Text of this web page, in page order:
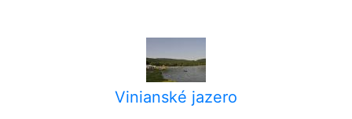
Vinianské jazero